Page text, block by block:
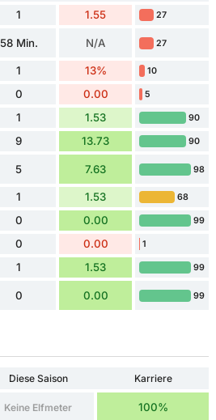
1 1.55 27
58 Min. N/A 27
1 13% 10
0 0.00 5
1 1.53 90
9 13.73 90
5 7.63 98
1 1.53 68
0 0.00 99
0 0.00 1
1 1.53 99
0 0.00 99
Diese Saison
Karriere
Keine Elfmeter 100%